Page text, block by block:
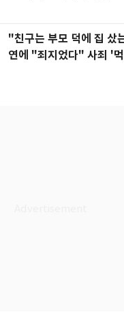
"친구는 부모 덕에 집 샀
연에 "죄지었다" 사죄 '